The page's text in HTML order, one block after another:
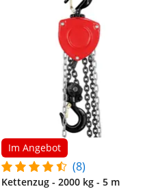
Im Angebot
(8)
Kettenzug - 2000 kg - 5 m